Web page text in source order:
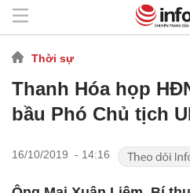
Thời sự
Thanh Hóa họp
bầu Phó Chủ tịch
16/10/2019 - 14:16